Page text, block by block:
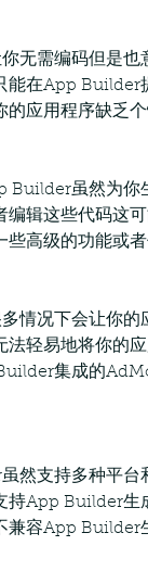
无需编码但是也
能在App Builder
的应用程序缺乏
Builder虽然为
编辑这些代码这
些高级的功能或
情况下会让你的
法轻易地将你的
集成的
然支持多种平台
持App Builder生
兼容App Builder